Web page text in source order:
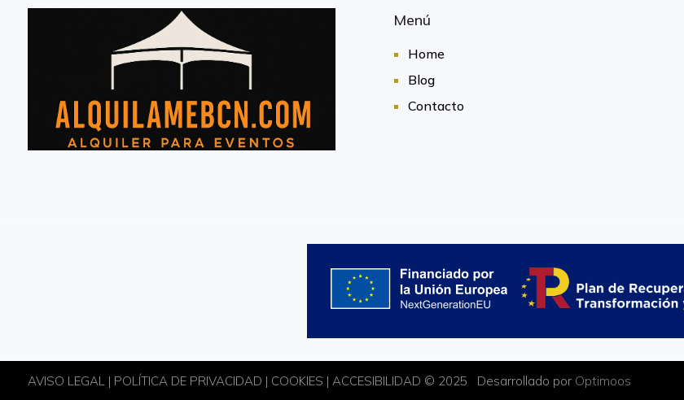
Menú
Home
Blog
Contacto
AVISO LEGAL| POLÍTICA DE PRIVACIDAD | COOKIES | ACCESIBILIDAD © 2025 Desarrollado por Optimoos